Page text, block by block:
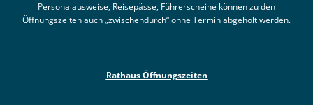
Personalausweise, Reisepässe, Führerscheine können zu den
Öffnungszeiten auch „zwischendurch“ohne Terminabgeholt werden.
Rathaus Öffnungszeiten